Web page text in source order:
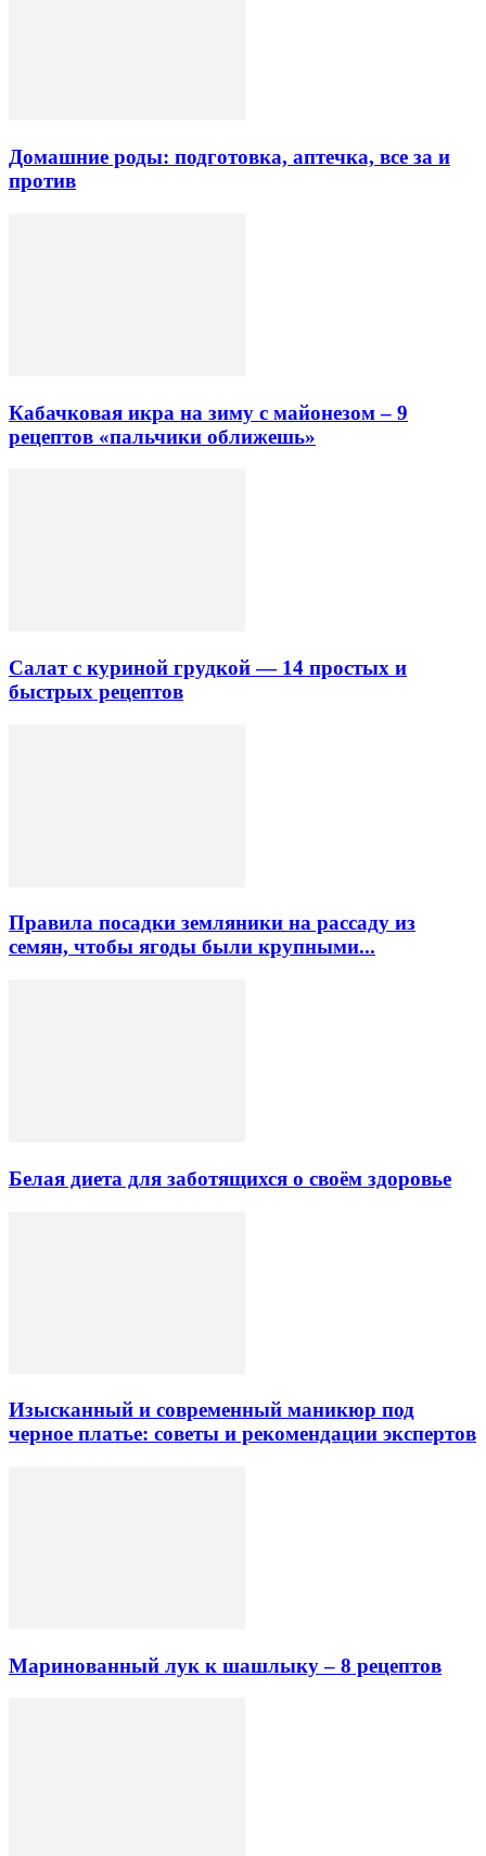
Домашние роды: подготовка, аптечка, все за и
против
Кабачковая икра на зиму с майонезом – 9
рецептов «пальчики оближешь»
Салат с куриной грудкой — 14 простых и
быстрых рецептов
Правила посадки земляники на рассаду из
семян, чтобы ягоды были крупными...
Белая диета для заботящихся о своём здоровье
Изысканный и современный маникюр под
черное платье: советы и рекомендации экспертов
Маринованный лук к шашлыку – 8 рецептов